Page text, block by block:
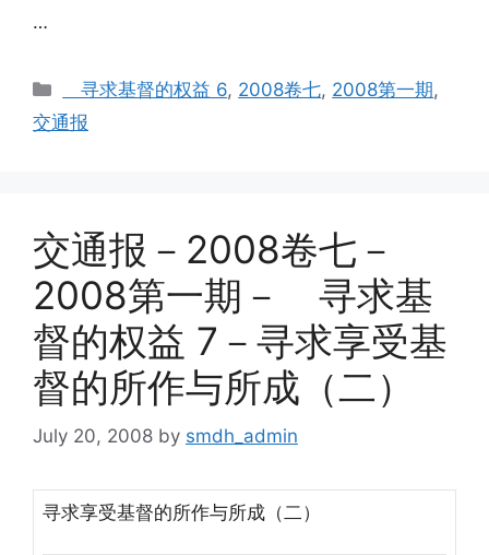
…
Categories
寻求基督的权益 6, 2008卷七, 2008第一期,
交通报
交通报－2008卷七－
2008第一期－ 寻求基
督的权益 7－寻求享受基
督的所作与所成（二）
July 20, 2008 by smdh_admin
寻求享受基督的所作与所成（二）